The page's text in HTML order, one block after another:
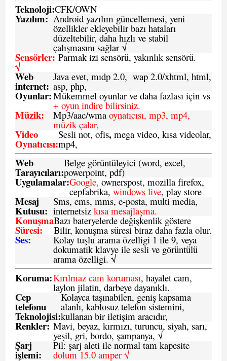
Teknoloji:CFK/OWN
Yazılım: Android yazılım güncellemesi, yeni
özellikler ekleyebilir bazı hataları
düzeltebilir, daha hızlı ve stabil
çalışmasını sağlar √
Sensörler:
√
Parmak izi sensörü, yakınlık sensörü.
Web
internet:
Java evet, mıdp 2.0, wap 2.0/xhtml, html,
asp, php,
Oyunlar:Mükemmel oyunlar ve daha fazlası için vs
+ oyun indire bilirsiniz.
Müzik: Mp3/aac/wmaoynatıcısı, mp3, mp4,
müzik çalar,
Video
Oynatıcısı:
Sesli not, ofis, mega video, kısa videolar,
mp4,
Web
Tarayıcıları:
Belge görüntüleyici (word, excel,
powerpoint, pdf)
Uygulamalar:Google, ownerspost, mozilla firefox,
cepfabrika, windows live, play store
Mesaj
Kutusu:
Sms, ems, mms, e-posta, multi media,
internetsiz kısa mesajlaşma.
Konuşma
Süresi:
Bazı bateryelerde değişkenlik göstere
Bilir, konuşma süresi biraz daha fazla olur.
Ses: Kolay tuşlu arama özelligi 1 ile 9, veya
dokumatik klavye ile sesli ve görüntülü
arama özelligi. √
Koruma:Kırılmaz cam koruması, hayalet cam,
laylon jilatin, darbeye dayanıklı.
Cep
telefonu
Teknolojisi:
Kolayca taşınabilen, geniş kapsama
alanlı, kablosuz telefon sistemini,
kullanan bir iletişim aracıdır,
Renkler: Mavi, beyaz, kırmızı, turuncu, siyah, sarı,
yeşil, gri, bordo, şampanya, √
Şarj
işlemi:
Pil: şarj aleti ile normal tam kapesite
dolum 15.0 amper √